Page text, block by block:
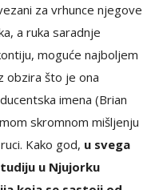
za vrhunce njegove
a ruka saradnje
moguće najboljem
obzira što je ona
imena (Brian
skromnom mišljenju
Kako god, u svega
u Njujorku